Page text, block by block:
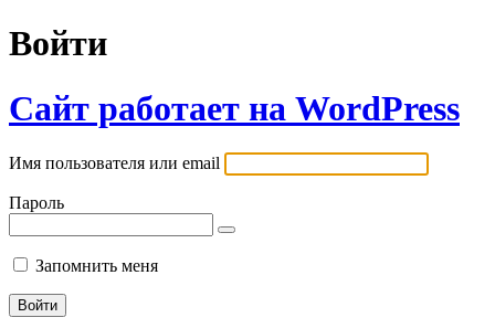
Войти
Сайт работает на WordPress
Имя пользователя или email
Пароль
Запомнить меня